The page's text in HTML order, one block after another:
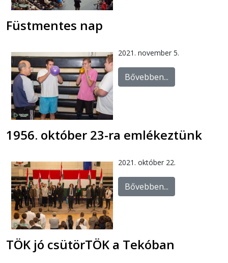
Füstmentes nap
2021. november 5.
Bővebben...
1956. október 23-ra emlékeztünk
2021. október 22.
Bővebben...
TÖK jó csütörTÖK a Tekóban